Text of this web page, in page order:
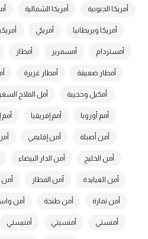
أمريكا الجنوبية أمريكا الشمالية
أمريكا وبريطانيا أمريكي
أمستردام أمسمرير أمطار
أمطار ضعيفة أمطار غزيرة
أمكيل وحجيبة أمل الفلاح
أمم أوروبا أمم إفريقيا
أمن أصيلة أمن إقليمي
أمن الخليج أمن الدار البيضاء
أمن العيايدة أمن المطار
أمن تمارة أمن طنجة أمن
أمنستي أمنسيتي أمنيستي